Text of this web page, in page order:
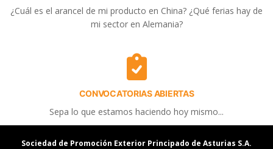
¿Cuál es el arancel de mi producto en China? ¿Qué ferias hay de
mi sector en Alemania?
CONVOCATORIAS ABIERTAS
Sepa lo que estamos haciendo hoy mismo...
Sociedad de Promoción Exterior Principado de Asturias S.A.